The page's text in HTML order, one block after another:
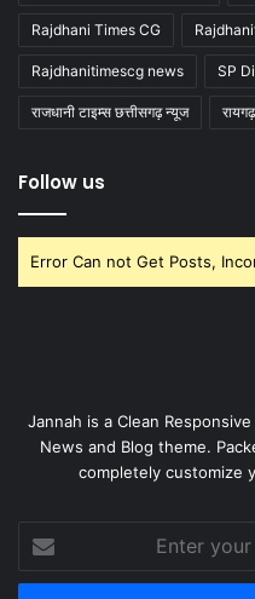
Rajdhani Times CG
Rajdhanitimescg news SP
राजधानी टाइम्स छत्तीसगढ़ न्यूज रायगढ़
Follow us
Error Can not Get Posts,
Jannah is a Clean
News and Blog theme.
completely customize
your
Email